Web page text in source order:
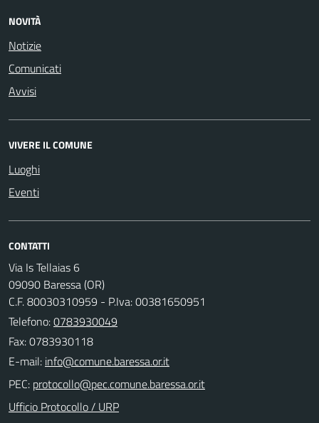
NOVITÀ
Notizie
Comunicati
Avvisi
VIVERE IL COMUNE
Luoghi
Eventi
CONTATTI
Via Is Tellaias 6
09090 Baressa (OR)
C.F. 80030310959 - P.Iva: 00381650951
Telefono:0783930049
Fax: 0783930118
E-mail:
PEC:
Ufficio Protocollo / URP